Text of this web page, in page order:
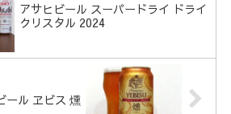
アサヒビール スーパードライ ドライ
クリスタル 2024
ール ヱビス 燻